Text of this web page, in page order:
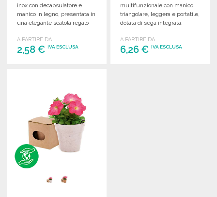
inox con decapsulatore e
manico in legno, presentata in
una elegante scatola regalo
A PARTIRE DA
2,58 € IVA ESCLUSA
multifunzionale con manico
triangolare, leggera e portatile,
dotata di sega integrata.
pratiche.
A PARTIRE DA
6,26 €IVA ESCLUSA